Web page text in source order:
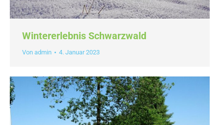
Wintererlebnis Schwarzwald
Von admin 4. Januar 2023